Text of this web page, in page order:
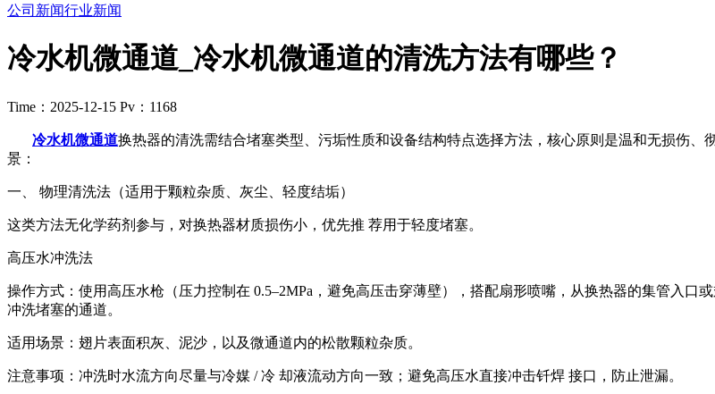
公司新闻行业新闻
冷水机微通道_冷水机微通道的清洗方法有哪些？
Time：2025-12-15 Pv：1168
冷水机微通道换热器的清洗需结合堵塞类型、污垢性质和设备结构特点选择方法，核心原则是温和无损伤
景：
一、 物理清洗法（适用于颗粒杂质、灰尘、轻度结垢）
这类方法无化学药剂参与，对换热器材质损伤小，优先推 荐用于轻度堵塞。
高压水冲洗法
操作方式：使用高压水枪（压力控制在 0.5–2MPa，避免高压击穿薄壁），搭配扇形喷嘴，从换热器的集管入口
冲洗堵塞的通道。
适用场景：翅片表面积灰、泥沙，以及微通道内的松散颗粒杂质。
注意事项：冲洗时水流方向尽量与冷媒 / 冷 却液流动方向一致；避免高压水直接冲击钎焊 接口，防止泄漏。